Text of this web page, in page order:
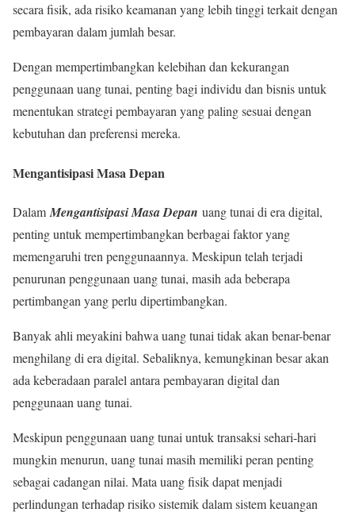
secara fisik, ada risiko keamanan yang lebih tinggi terkait dengan
pembayaran dalam jumlah besar.
Dengan mempertimbangkan kelebihan dan kekurangan
penggunaan uang tunai, penting bagi individu dan bisnis untuk
menentukan strategi pembayaran yang paling sesuai dengan
kebutuhan dan preferensi mereka.
Mengantisipasi Masa Depan
Dalam Mengantisipasi Masa Depan uang tunai di era digital,
penting untuk mempertimbangkan berbagai faktor yang
memengaruhi tren penggunaannya. Meskipun telah terjadi
penurunan penggunaan uang tunai, masih ada beberapa
pertimbangan yang perlu dipertimbangkan.
Banyak ahli meyakini bahwa uang tunai tidak akan benar-benar
menghilang di era digital. Sebaliknya, kemungkinan besar akan
ada keberadaan paralel antara pembayaran digital dan
penggunaan uang tunai.
Meskipun penggunaan uang tunai untuk transaksi sehari-hari
mungkin menurun, uang tunai masih memiliki peran penting
sebagai cadangan nilai. Mata uang fisik dapat menjadi
perlindungan terhadap risiko sistemik dalam sistem keuangan